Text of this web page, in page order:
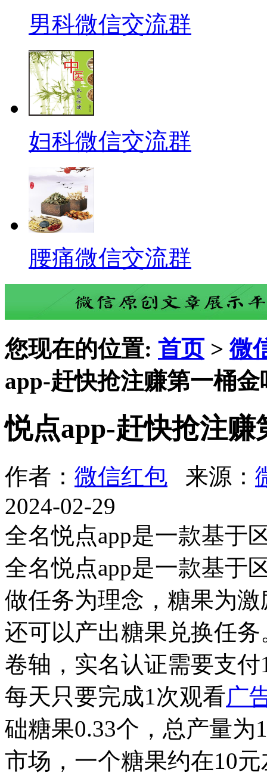
男科微信交流群
妇科微信交流群
腰痛微信交流群
您现在的位置: 首页 >微
app-赶快抢注赚第一桶金
悦点app-赶快抢注赚
作者： 微信红包 来源：
2024-02-29
全名悦点app是一款基于
全名悦点app是一款基于
做任务为理念，糖果为
还可以产出糖果兑换任
卷轴，实名认证需要支
每天只要完成1次观看广
础糖果0.33个，总产量为
市场，一个糖果约在10